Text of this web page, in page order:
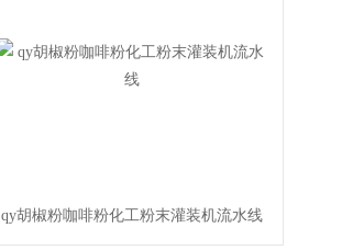
qy胡椒粉咖啡粉化工粉末灌装机流水线